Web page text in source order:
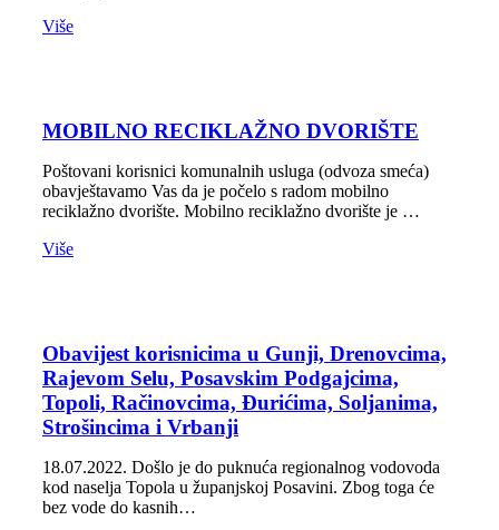
Više
MOBILNO RECIKLAŽNO DVORIŠTE
Poštovani korisnici komunalnih usluga (odvoza smeća)
obavještavamo Vas da je počelo s radom mobilno
reciklažno dvorište. Mobilno reciklažno dvorište je …
Više
Obavijest korisnicima u Gunji, Drenovcima,
Rajevom Selu, Posavskim Podgajcima,
Topoli, Račinovcima, Đurićima, Soljanima,
Strošincima i Vrbanji
18.07.2022. Došlo je do puknuća regionalnog vodovoda
kod naselja Topola u županjskoj Posavini. Zbog toga će
bez vode do kasnih…